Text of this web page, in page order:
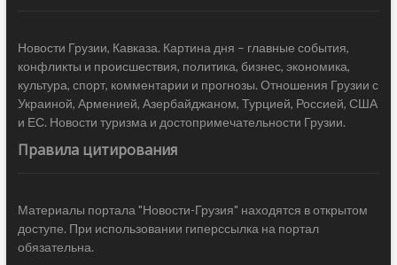
Новости Грузии, Кавказа. Картина дня – главные события,
конфликты и происшествия, политика, бизнес, экономика,
культура, спорт, комментарии и прогнозы. Отношения Грузии с
Украиной, Арменией, Азербайджаном, Турцией, Россией, США
и ЕС. Новости туризма и достопримечательности Грузии.
Правила цитирования
Материалы портала "Новости-Грузия" находятся в открытом
доступе. При использовании гиперссылка на портал
обязательна.